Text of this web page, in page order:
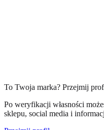
To Twoja marka? Przejmij
Po weryfikacji własności
sklepu, social media i